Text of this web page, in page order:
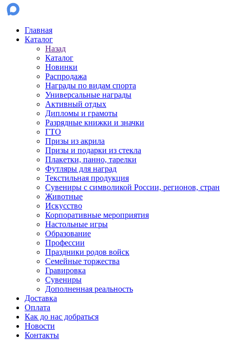
Главная
Каталог
Назад
Каталог
Новинки
Распродажа
Награды по видам спорта
Универсальные награды
Активный отдых
Дипломы и грамоты
Разрядные книжки и значки
ГТО
Призы из акрила
Призы и подарки из стекла
Плакетки, панно, тарелки
Футляры для наград
Текстильная продукция
Сувениры с символикой России, регионов, стран
Животные
Искусство
Корпоративные мероприятия
Настольные игры
Образование
Профессии
Праздники родов войск
Семейные торжества
Гравировка
Сувениры
Дополненная реальность
Доставка
Оплата
Как до нас добраться
Новости
Контакты